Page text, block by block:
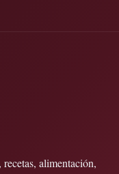
alimentación,